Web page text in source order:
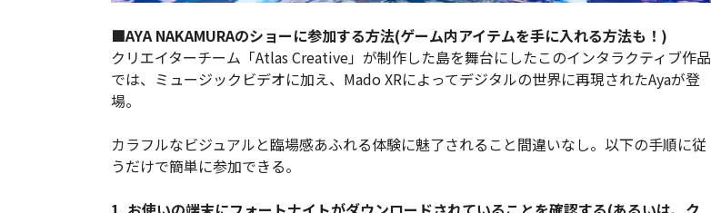
■AYA NAKAMURAのショーに参加する方法(ゲーム内アイテムを手に入れる方法も！)
クリエイターチーム「Atlas Creative」が制作した島を舞台にしたこのインタラクティブ作品
では、ミュージックビデオに加え、Mado XRによってデジタルの世界に再現されたAyaが登
場。
カラフルなビジュアルと臨場感あふれる体験に魅了されること間違いなし。以下の手順に従
うだけで簡単に参加できる。